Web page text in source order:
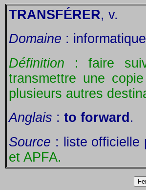
TRANSFÉRER, v.
Domaine :
Définition : faire
transmettre une
plusieurs autres
Anglais : to forward .
Source : liste officielle
et APFA.